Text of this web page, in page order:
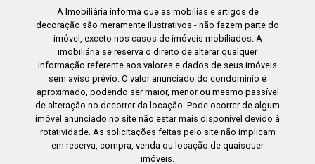
A Imobiliária informa que as mobílias e artigos de
decoração são meramente ilustrativos - não fazem parte do
imóvel, exceto nos casos de imóveis mobiliados. A
imobiliária se reserva o direito de alterar qualquer
informação referente aos valores e dados de seus imóveis
sem aviso prévio. O valor anunciado do condomínio é
aproximado, podendo ser maior, menor ou mesmo passível
de alteração no decorrer da locação. Pode ocorrer de algum
imóvel anunciado no site não estar mais disponível devido à
rotatividade. As solicitações feitas pelo site não implicam
em reserva, compra, venda ou locação de quaisquer
imóveis.